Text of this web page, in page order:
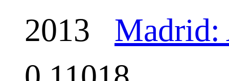
2013 Madrid: